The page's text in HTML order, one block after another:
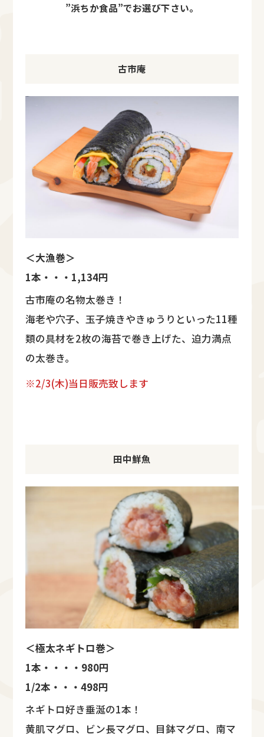
”浜ちか食品”でお選び下さい。
古市庵
＜大漁巻＞
1本・・・1,134円
古市庵の名物太巻き！
海老や穴子、玉子焼きやきゅうりといった11種
類の具材を2枚の海苔で巻き上げた、迫力満点
の太巻き。
※2/3(木)当日販売致します
田中鮮魚
＜極太ネギトロ巻＞
1本・・・・980円
1/2本・・・498円
ネギトロ好き垂涎の1本！
黄肌マグロ、ビン長マグロ、目鉢マグロ、南マ